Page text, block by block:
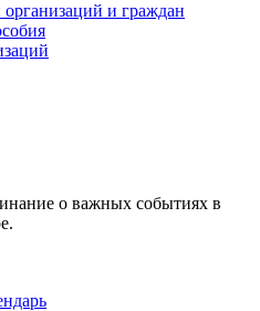
и граждан
о важных событиях в